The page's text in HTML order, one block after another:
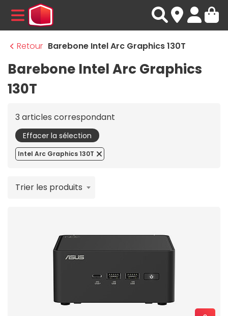
MENU
Retour Barebone Intel Arc Graphics 130T
Barebone Intel Arc Graphics
130T
3 articles correspondant
Effacer la sélection
Intel Arc Graphics 130T
Trier les produits